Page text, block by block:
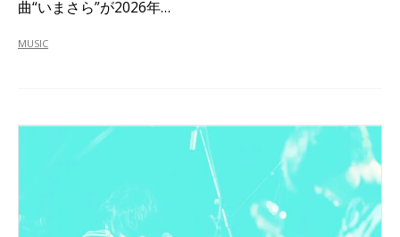
曲“いまさら”が2026年…
MUSIC